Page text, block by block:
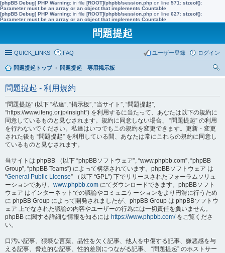
[phpBB Debug] PHP Warning: in file [ROOT]/phpbb/session.php on line 571 : sizeof():
Parameter must be an array or an object that implements Countable
[phpBB Debug] PHP Warning: in file [ROOT]/phpbb/session.php on line 627: sizeof():
Parameter must be an array or an object that implements Countable
問題提起
QUICK_LINKS FAQ ログイン
ユーザー登録
問題提起トップ
問題提起 専用掲示板
問題提起 - 利用規約
“問題提起” (以下 “私達”, “掲示板”, “当サイト”, “問題提起”,
“https://www.ifeng.or.jp/insight”) を利用するに当たって、あなたは以下の規約に
同意しているものと見なされます。規約に同意しない場合、 “問題提起” の利用
を行わないでください。私達はいつでもこの規約を変更できます。更新・変更
された後も “問題提起” を利用している間、あなたは常にこれらの規約に同意し
ているものと見なされます。
当サイトは phpBB （以下 “phpBBソフトウェア”, “www.phpbb.com”, “phpBB
Group”, “phpBB Teams”) によって構築されています。phpBBソフトウェア は
“General Public License” （以下 “GPL”) 下でリリースされたフォーラムソリュ
ーションであり、 www.phpbb.com にてダウンロードできます。phpBBソフト
ウェア はインターネットでの議論やコミュニケーションをより円滑に行うため
に phpBB Group によって開発されましたが、phpBB Group は phpBBソフトウ
ェア 上でなされた議論の内容やユーザーの行為には一切責任を負いません。
phpBB に関する詳細な情報を知るには https://www.phpbb.com/をご覧くださ
い。
口汚い記事、猥褻な言葉、品性を欠く記事、他人を中傷する記事、嫌悪感を与
える記事、脅迫的な記事、性的差別につながる記事、 “問題提起” のホストサー